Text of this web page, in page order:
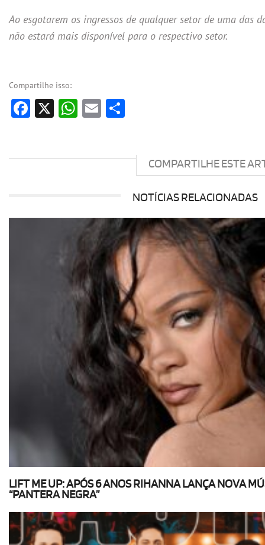
Ao esgotarem os ingressos de qualquer setor de uma das
não estará mais disponível para o respectivo setor.
Compartilhe isso:
Facebook
X WhatsApp
Email
COMPARTILHE ESTE
NOTÍCIAS RELACIONADAS
LIFT ME UP: APÓS 6 ANOS RIHANNA LANÇA NOVA
“PANTERA NEGRA”